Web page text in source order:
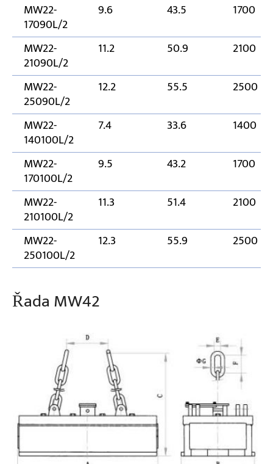
MW22-
17090L/2
9.6 43.5 1700
MW22-
21090L/2
11.2 50.9 2100
MW22-
25090L/2
12.2 55.5 2500
MW22-
140100L/2
7.4 33.6 1400
MW22-
170100L/2
9.5 43.2 1700
MW22-
210100L/2
11.3 51.4 2100
MW22-
250100L/2
12.3 55.9 2500
Řada MW42